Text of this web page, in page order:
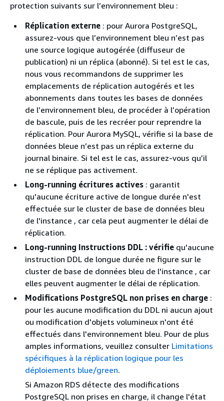
protection suivants sur l’environnement bleu :
Réplication externe : pour Aurora PostgreSQL,
assurez-vous que l’environnement bleu n’est pas
une source logique autogérée (diffuseur de
publication) ni un réplica (abonné). Si tel est le cas,
nous vous recommandons de supprimer les
emplacements de réplication autogérés et les
abonnements dans toutes les bases de données
de l’environnement bleu, de procéder à l’opération
de bascule, puis de les recréer pour reprendre la
réplication. Pour Aurora MySQL, vérifie si la base de
données bleue n’est pas un réplica externe du
journal binaire. Si tel est le cas, assurez-vous qu’il
ne se réplique pas activement.
Long-running écritures actives : garantit
qu'aucune écriture active de longue durée n'est
effectuée sur le cluster de base de données bleu
de l'instance , car cela peut augmenter le délai de
réplication.
Long-running Instructions DDL : vérifie qu'aucune
instruction DDL de longue durée ne figure sur le
cluster de base de données bleu de l'instance , car
elles peuvent augmenter le délai de réplication.
Modifications PostgreSQL non prises en charge :
pour les aucune modification du DDL ni aucun ajout
ou modification d'objets volumineux n'ont été
effectués dans l'environnement bleu. Pour de plus
amples informations, veuillez consulter Limitations
spécifiques à la réplication logique pour les
déploiements blue/green.
Si Amazon RDS détecte des modifications
PostgreSQL non prises en charge, il change l'état